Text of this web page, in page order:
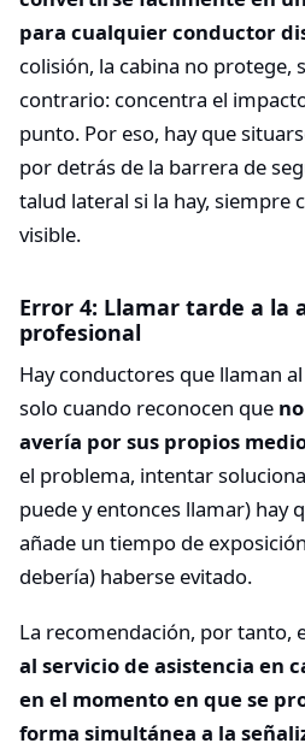
para cualquier conductor
colisión, la cabina no protege,
contrario: concentra el
punto. Por eso, hay que
por detrás de la barrera de
talud lateral si la hay, siempre
visible.
Error 4: Llamar tarde a la
profesional
Hay conductores que llaman
solo cuando reconocen que
avería por sus propios
el problema, intentar
puede y entonces llamar) hay
añade un tiempo de
debería) haberse evitado.
La recomendación, por tanto,
al servicio de asistencia en
en el momento en que se
forma simultánea a la